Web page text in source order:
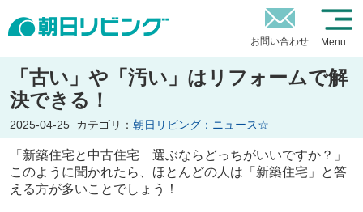
お問い合わせ Menu
「古い」や「汚い」はリフォームで解
決できる！
2025-04-25 カテゴリ： 朝日リビング：ニュース☆
「新築住宅と中古住宅 選ぶならどっちがいいですか？」
このように聞かれたら、ほとんどの人は「新築住宅」と答
える方が多いことでしょう！